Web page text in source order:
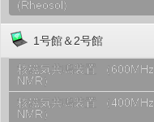
(Rheosol)
1号館＆2号館
核磁気共鳴装置 （600MHz
NMR）
核磁気共鳴装置 （400MHz
NMR）